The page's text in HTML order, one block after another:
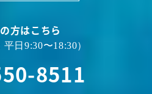
方はこちら
平日9:30〜18:30）
8511